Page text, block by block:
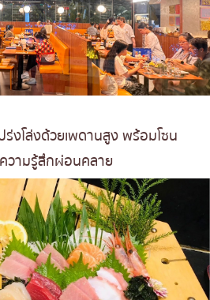
งโล่งด้วยเพดานสูง พร้อมโซน
วามรู้สึกผ่อนคลาย